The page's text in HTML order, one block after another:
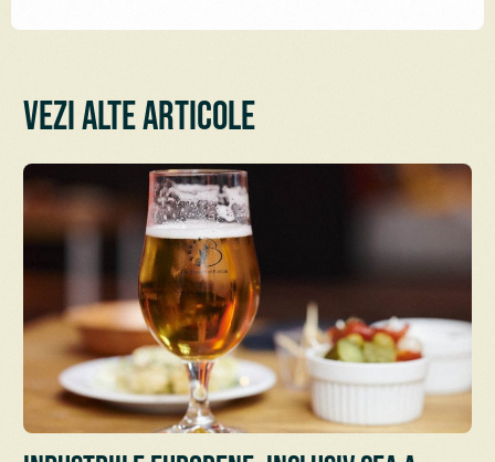
Vezi alte articole